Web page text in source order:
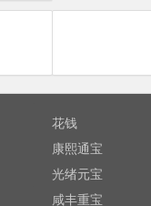
花钱
康熙通宝
光绪元宝
咸丰重宝